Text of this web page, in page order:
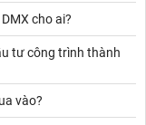
cho ai?
tư công trình thành
vào?